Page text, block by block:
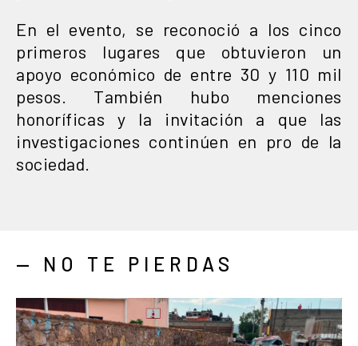
En el evento, se reconoció a los cinco
primeros lugares que obtuvieron un
apoyo económico de entre 30 y 110 mil
pesos. También hubo menciones
honoríficas y la invitación a que las
investigaciones continúen en pro de la
sociedad.
— NO TE PIERDAS